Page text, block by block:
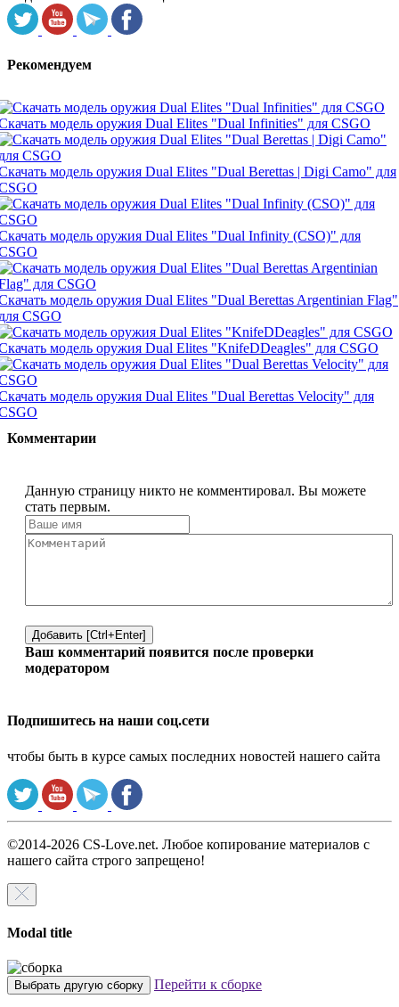
Рекомендуем
модель оружия Dual Elites "Dual Infinities" для CSGO
модель оружия Dual Elites "Dual Berettas | Digi Camo" для
модель оружия Dual Elites "Dual Infinity (CSO)" для
модель оружия Dual Elites "Dual Berettas Argentinian Flag"
CSGO
модель оружия Dual Elites "KnifeDDeagles" для CSGO
модель оружия Dual Elites "Dual Berettas Velocity" для
Комментарии
Данную страницу никто не комментировал. Вы можете
стать первым.
Добавить [Ctrl+Enter]
Ваш комментарий появится после проверки
модератором
Подпишитесь на наши соц.сети
чтобы быть в курсе самых последних новостей нашего сайта
©2014-2026 CS-Love.net. Любое копирование материалов с
нашего сайта строго запрещено!
Modal title
Выбрать другую сборку Перейти к сборке